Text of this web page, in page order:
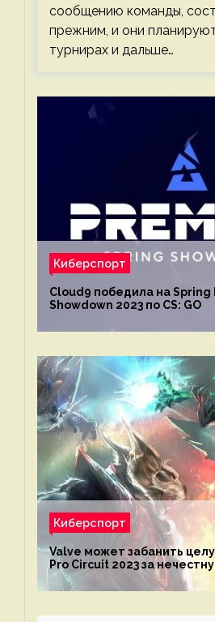
сообщению команды,
прежним, и они
турнирах и дальше…
Киберспорт
Cloud9 победила на Spring
Showdown 2023 по CS: GO
Киберспорт
Valve может забанить
Pro Circuit 2023 за